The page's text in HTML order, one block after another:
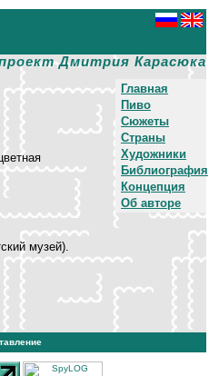
Дмитрия Карасюка
Главная
Пиво
Сюжеты
Страны
Художники
Библиография
Концепция
Об авторе
музей).